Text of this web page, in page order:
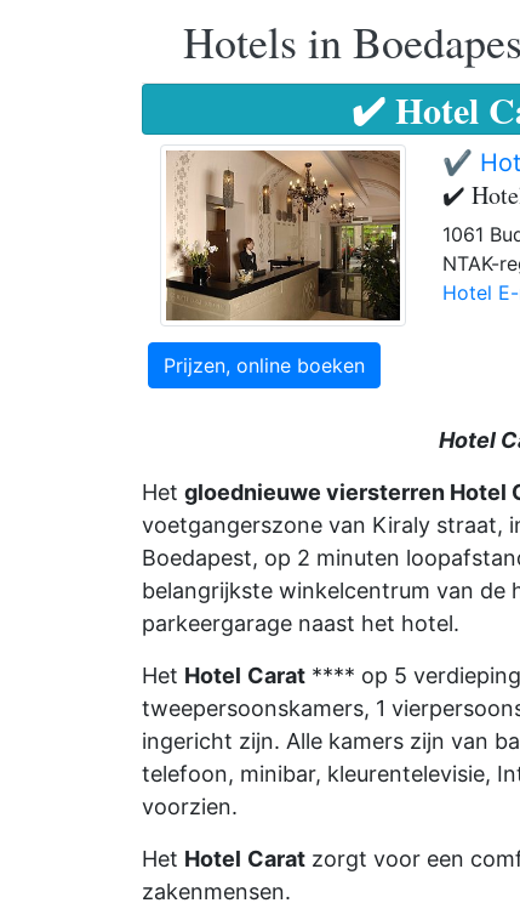
Hotels in
✔️ Hotel
✔️
✔️
1061
NTAK-
Hotel
Prijzen, online boeken
Hotel
Het gloednieuwe viersterren Hotel
voetgangerszone van Kiraly straat,
Boedapest, op 2 minuten
belangrijkste winkelcentrum van de
parkeergarage naast het hotel.
Het Hotel Carat **** op 5
tweepersoonskamers, 1
ingericht zijn. Alle kamers zijn van
telefoon, minibar, kleurentelevisie,
voorzien.
Het Hotel Carat zorgt voor een
zakenmensen.